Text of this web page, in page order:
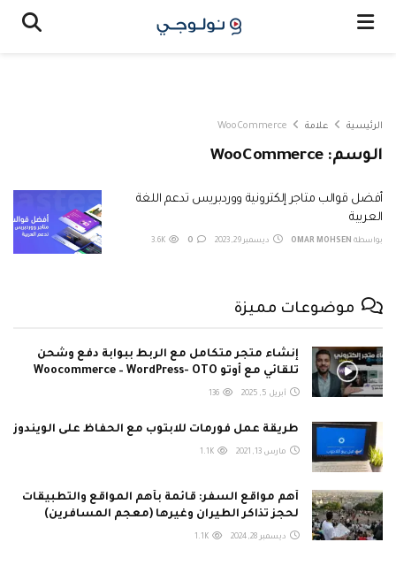
الرئيسية علامة WooCommerce
الوسم:WooCommerce
أفضل قوالب متاجر إلكترونية ووردبريس تدعم اللغة
العربية
بواسطة OMAR MOHSEN ديسمبر 29, 2023
موضوعات مميزة
إنشاء متجر متكامل مع الربط ببوابة دفع وشحن
تلقائي مع أوتو Woocommerce – WordPress- OTO
أبريل 5, 2025
طريقة عمل فورمات للابتوب مع الحفاظ على الويندوز
مارس 13, 2021
أهم مواقع السفر: قائمة بأهم المواقع والتطبيقات
لحجز تذاكر الطيران وغيرها (معجم المسافرين)
ديسمبر 28, 2024